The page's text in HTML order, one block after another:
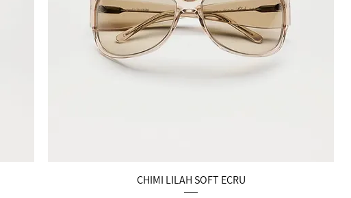
תצוגה מהירה
CHIMI LILAH SOFT ECRU